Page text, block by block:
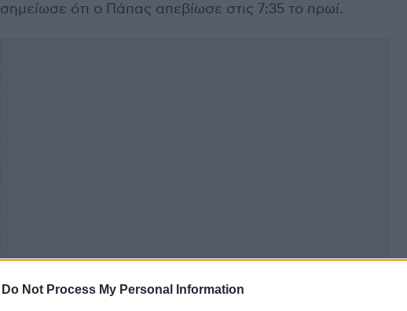
Do Not Process My Personal Information
σημείωσε ότι ο Πάπας απεβίωσε στις 7:35 το πρωί.